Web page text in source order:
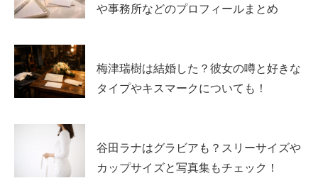
中にはこのようなツイートも。
や事務所などのプロフィールまとめ
梅津瑞樹は結婚した？彼女の噂と好きな
タイプやキスマークについても！
谷田ラナはグラビアも？スリーサイズや
カップサイズと写真集もチェック！